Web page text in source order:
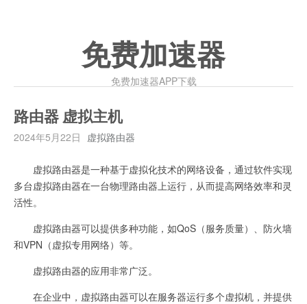
免费加速器
免费加速器APP下载
路由器 虚拟主机
2024年5月22日 虚拟路由器
虚拟路由器是一种基于虚拟化技术的网络设备，通过软件实现
多台虚拟路由器在一台物理路由器上运行，从而提高网络效率和灵
活性。
虚拟路由器可以提供多种功能，如QoS（服务质量）、防火墙
和VPN（虚拟专用网络）等。
虚拟路由器的应用非常广泛。
在企业中，虚拟路由器可以在服务器运行多个虚拟机，并提供